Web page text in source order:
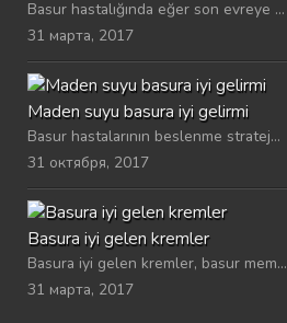
Basur hastalığında eğer son evreye ...
31 марта, 2017
Maden suyu basura iyi gelirmi
Basur hastalarının beslenme stratej...
31 октября, 2017
Basura iyi gelen kremler
Basura iyi gelen kremler, basur mem...
31 марта, 2017